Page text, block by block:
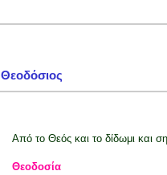
Θεοδόσιος
Από το Θεός και το δίδωμι και
Θεοδοσία